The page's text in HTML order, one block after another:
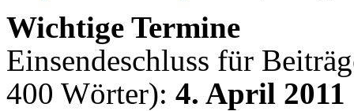
Wichtige Termine
Einsendeschluss für
400 Wörter): 4. April 2011